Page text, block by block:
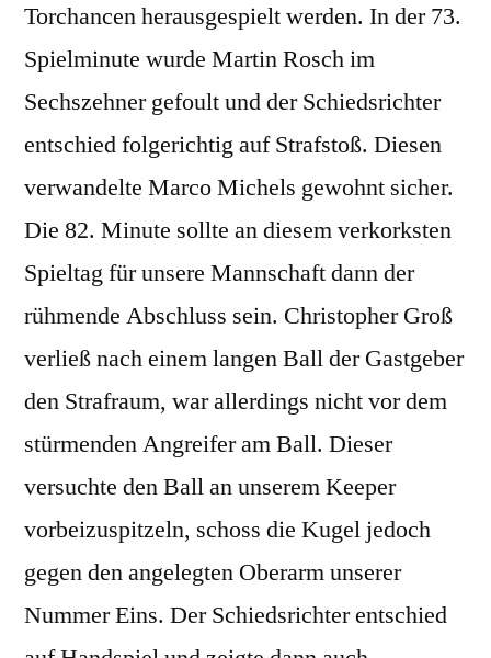
Torchancen herausgespielt werden. In der 73.
Spielminute wurde Martin Rosch im
Sechszehner gefoult und der Schiedsrichter
entschied folgerichtig auf Strafstoß. Diesen
verwandelte Marco Michels gewohnt sicher.
Die 82. Minute sollte an diesem verkorksten
Spieltag für unsere Mannschaft dann der
rühmende Abschluss sein. Christopher Groß
verließ nach einem langen Ball der Gastgeber
den Strafraum, war allerdings nicht vor dem
stürmenden Angreifer am Ball. Dieser
versuchte den Ball an unserem Keeper
vorbeizuspitzeln, schoss die Kugel jedoch
gegen den angelegten Oberarm unserer
Nummer Eins. Der Schiedsrichter entschied